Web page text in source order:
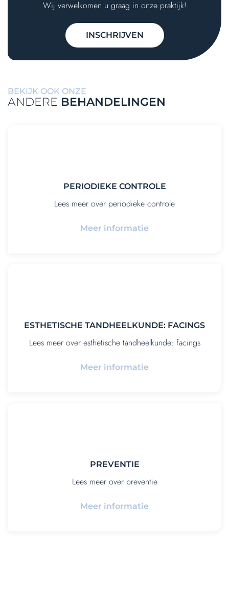
Wij verwelkomen u graag in onze praktijk!
INSCHRIJVEN
BEKIJK OOK ONZE
ANDERE BEHANDELINGEN
PERIODIEKE CONTROLE
Lees meer over periodieke controle
Meer informatie
ESTHETISCHE TANDHEELKUNDE: FACINGS
Lees meer over esthetische tandheelkunde: facings
Meer informatie
PREVENTIE
Lees meer over preventie
Meer informatie